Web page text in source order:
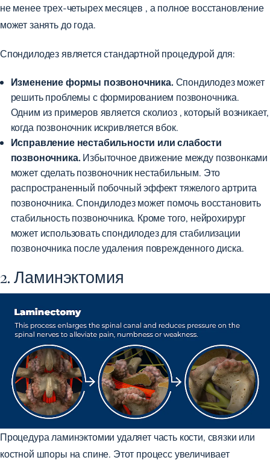
не менеетрех-четырех месяцев , а полное восстановление
может занять до года.
Спондилодез является стандартной процедурой для:
Изменение формы позвоночника. Спондилодез может
решить проблемы с формированием позвоночника.
Одним из примеров является сколиоз, который возникает,
когда позвоночник искривляется вбок.
Исправление нестабильности или слабости
позвоночника. Избыточное движение между позвонками
может сделать позвоночник нестабильным. Это
распространенный побочный эффект тяжелого артрита
позвоночника. Спондилодез может помочь восстановить
стабильность позвоночника. Кроме того, нейрохирург
может использовать спондилодез для стабилизации
позвоночника после удаления поврежденного диска.
2. Ламинэктомия
Процедура ламинэктомии удаляет часть кости, связки или
костной шпоры на спине. Этот процесс увеличивает